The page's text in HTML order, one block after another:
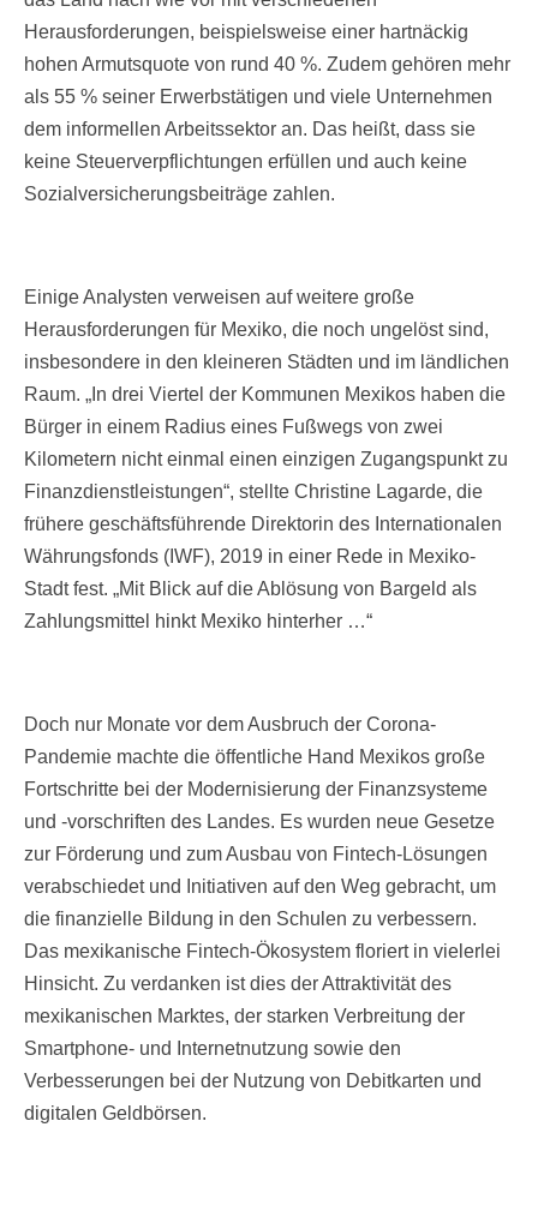
Herausforderungen, beispielsweise einer hartnäckig
hohen Armutsquote von rund 40 %. Zudem gehören mehr
als 55 % seiner Erwerbstätigen und viele Unternehmen
dem informellen Arbeitssektor an. Das heißt, dass sie
keine Steuerverpflichtungen erfüllen und auch keine
Sozialversicherungsbeiträge zahlen.
Einige Analysten verweisen auf weitere große
Herausforderungen für Mexiko, die noch ungelöst sind,
insbesondere in den kleineren Städten und im ländlichen
Raum. „In drei Viertel der Kommunen Mexikos haben die
Bürger in einem Radius eines Fußwegs von zwei
Kilometern nicht einmal einen einzigen Zugangspunkt zu
Finanzdienstleistungen“, stellte Christine Lagarde, die
frühere geschäftsführende Direktorin des Internationalen
Währungsfonds (IWF), 2019 in einer Rede in Mexiko-
Stadt fest. „Mit Blick auf die Ablösung von Bargeld als
Zahlungsmittel hinkt Mexiko hinterher …“
Doch nur Monate vor dem Ausbruch der Corona-
Pandemie machte die öffentliche Hand Mexikos große
Fortschritte bei der Modernisierung der Finanzsysteme
und -vorschriften des Landes. Es wurden neue Gesetze
zur Förderung und zum Ausbau von Fintech-Lösungen
verabschiedet und Initiativen auf den Weg gebracht, um
die finanzielle Bildung in den Schulen zu verbessern.
Das mexikanische Fintech-Ökosystem floriert in vielerlei
Hinsicht. Zu verdanken ist dies der Attraktivität des
mexikanischen Marktes, der starken Verbreitung der
Smartphone- und Internetnutzung sowie den
Verbesserungen bei der Nutzung von Debitkarten und
digitalen Geldbörsen.